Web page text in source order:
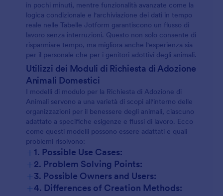
in pochi minuti, mentre funzionalità avanzate come la
logica condizionale e l'archiviazione dei dati in tempo
reale nelle Tabelle Jotform garantiscono un flusso di
lavoro senza interruzioni. Questo non solo consente di
risparmiare tempo, ma migliora anche l'esperienza sia
per il personale che per i genitori adottivi degli animali.
Utilizzi dei Moduli di Richiesta di Adozione
Animali Domestici
I modelli di modulo per la Richiesta di Adozione di
Animali servono a una varietà di scopi all'interno delle
organizzazioni per il benessere degli animali, ciascuno
adattato a specifiche esigenze e flussi di lavoro. Ecco
come questi modelli possono essere adattati e quali
problemi risolvono:
+1. Possible Use Cases:
+2. Problem Solving Points:
+3. Possible Owners and Users:
+4. Differences of Creation Methods: